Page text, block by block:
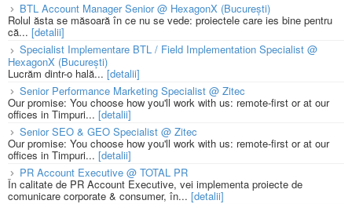
BTL Account Manager Senior @ HexagonX (București)
Rolul ăsta se măsoară în ce nu se vede: proiectele care ies bine pentru
că... [detalii]
Specialist Implementare BTL / Field Implementation Specialist @
HexagonX (București)
Lucrăm dintr-o hală...[detalii]
Senior Performance Marketing Specialist @ Zitec
Our promise: You choose how you'll work with us: remote-first or at our
offices in Timpuri... [detalii]
Senior SEO & GEO Specialist @ Zitec
Our promise: You choose how you'll work with us: remote-first or at our
offices in Timpuri... [detalii]
PR Account Executive @ TOTAL PR
În calitate de PR Account Executive, vei implementa proiecte de
comunicare corporate & consumer, în... [detalii]